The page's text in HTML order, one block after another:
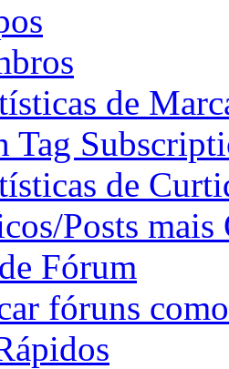
de
Tag
de
Posts mais
Fórum
fóruns